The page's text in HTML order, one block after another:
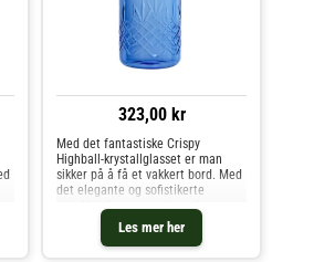
323,00 kr
Les mer her
Med det fantastiske Crispy
Highball-krystallglasset er man
sikker på å få et vakkert bord. Med
det elegante og sofistikerte
uttrykket kan man nyte enhver
form for drikke, enten det er et
glass iskaldt vann eller en vakker
drink på festen.